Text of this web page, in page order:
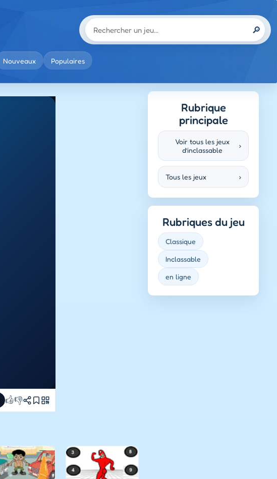
🔎
Nouveaux Populaires
👍👎
Rubrique
principale
Voir tous les jeux
d’inclassable
›
Tous les jeux ›
Rubriques du jeu
Classique
Inclassable
en ligne